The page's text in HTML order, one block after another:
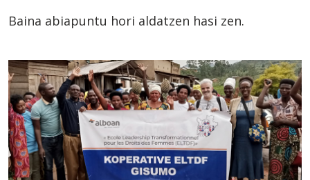
Baina abiapuntu hori aldatzen hasi zen.